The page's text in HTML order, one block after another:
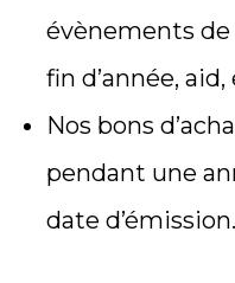
évènements de
fin d’année, aid,
Nos bons
pendant une
date d’émission.